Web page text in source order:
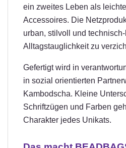
ein zweites Leben als
Accessoires. Die
urban, stilvoll und
Alltagstauglichkeit zu
Gefertigt wird in
in sozial orientierten
Kambodscha. Kleine
Schriftzügen und Farben
Charakter jedes Unikats.